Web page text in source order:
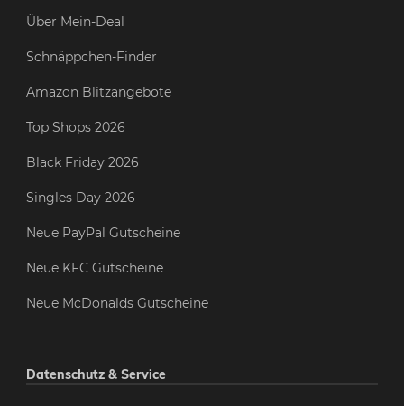
Über Mein-Deal
Schnäppchen-Finder
Amazon Blitzangebote
Top Shops 2026
Black Friday 2026
Singles Day 2026
Neue PayPal Gutscheine
Neue KFC Gutscheine
Neue McDonalds Gutscheine
Datenschutz & Service